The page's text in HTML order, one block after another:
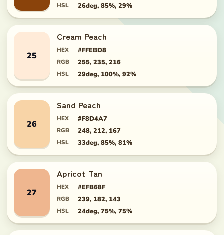
HSL 26deg, 85%, 29%
25
Cream Peach
HEX #FFEBD8
RGB 255, 235, 216
HSL 29deg, 100%, 92%
26
Sand Peach
HEX #F8D4A7
RGB 248, 212, 167
HSL 33deg, 85%, 81%
27
Apricot Tan
HEX #EFB68F
RGB 239, 182, 143
HSL 24deg, 75%, 75%